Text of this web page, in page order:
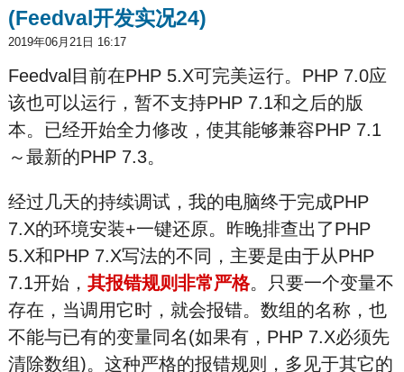
(Feedval开发实况24)
2019年06月21日 16:17
Feedval目前在PHP 5.X可完美运行。PHP 7.0应
该也可以运行，暂不支持PHP 7.1和之后的版
本。已经开始全力修改，使其能够兼容PHP 7.1
～最新的PHP 7.3。
经过几天的持续调试，我的电脑终于完成PHP
7.X的环境安装+一键还原。昨晚排查出了PHP
5.X和PHP 7.X写法的不同，主要是由于从PHP
7.1开始， 其报错规则非常严格。只要一个变量不
存在，当调用它时，就会报错。数组的名称，也
不能与已有的变量同名(如果有，PHP 7.X必须先
清除数组)。这种严格的报错规则，多见于其它的